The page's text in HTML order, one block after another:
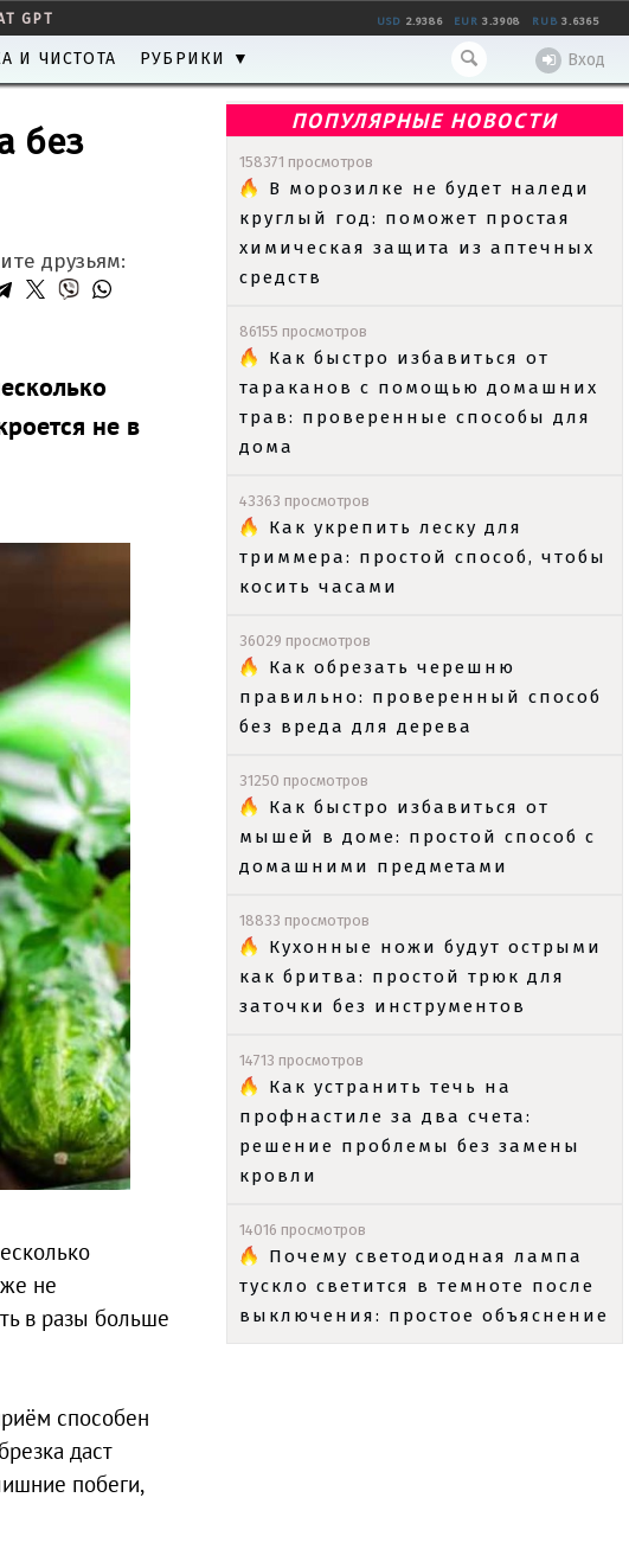
GPT USD 2.9386 EUR 3.3908 RUB 3.6365
Вход
И ЧИСТОТА РУБРИКИ ▼
ПОПУЛЯРНЫЕ НОВОСТИ
158371 просмотров
В морозилке не будет наледи
круглый год: поможет простая
химическая защита из аптечных
средств
86155 просмотров
Как быстро избавиться от
тараканов с помощью домашних
трав: проверенные способы для
дома
43363 просмотров
Как укрепить леску для
триммера: простой способ, чтобы
косить часами
36029 просмотров
Как обрезать черешню
правильно: проверенный способ
без вреда для дерева
31250 просмотров
Как быстро избавиться от
мышей в доме: простой способ с
домашними предметами
18833 просмотров
Кухонные ножи будут острыми
как бритва: простой трюк для
заточки без инструментов
14713 просмотров
Как устранить течь на
профнастиле за два счета:
решение проблемы без замены
кровли
14016 просмотров
Почему светодиодная лампа
тускло светится в темноте после
выключения: простое объяснение
без
друзьям:
не в
не
в разы больше
способен
даст
побеги,